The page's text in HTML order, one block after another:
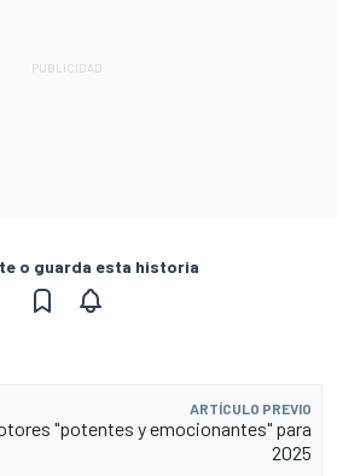
o guarda esta historia
ARTÍCULO PREVIO
"potentes y emocionantes" para
2025